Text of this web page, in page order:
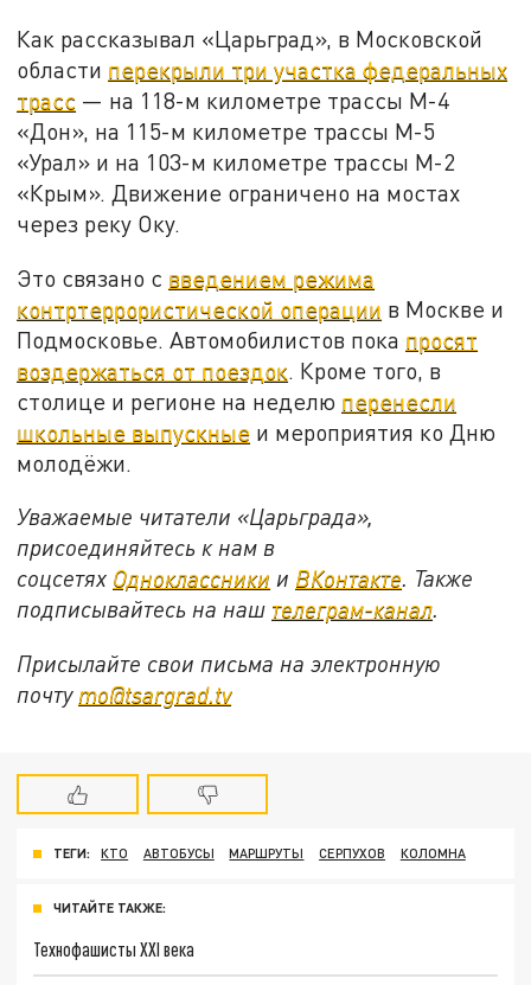
Как рассказывал «Царьград», в Московской
области перекрыли три участка федеральных
трасс — на 118-м километре трассы М-4
«Дон», на 115-м километре трассы М-5
«Урал» и на 103-м километре трассы М-2
«Крым». Движение ограничено на мостах
через реку Оку.
Это связано с введением режима
контртеррористической операции в Москве и
Подмосковье. Автомобилистов пока просят
воздержаться от поездок . Кроме того, в
столице и регионе на неделю перенесли
школьные выпускные и мероприятия ко Дню
молодёжи.
Уважаемые читатели «Царьграда»,
присоединяйтесь к нам в
соцсетях Одноклассники и ВКонтакте. Также
подписывайтесь на наш телеграм-канал.
Присылайте свои письма на электронную
почту mo@tsargrad.tv
ТЕГИ: КТО АВТОБУСЫ МАРШРУТЫ СЕРПУХОВ КОЛОМНА
ЧИТАЙТЕ ТАКЖЕ:
Технофашисты XXI века